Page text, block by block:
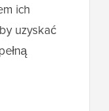
ich
uzyskać